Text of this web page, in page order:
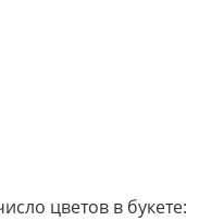
цветов в букете: